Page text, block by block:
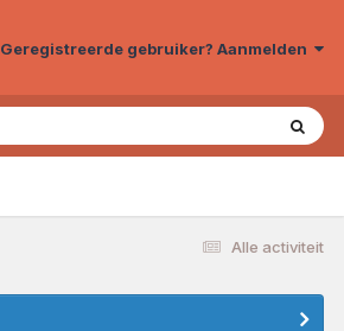
Geregistreerde gebruiker? Aanmelden
Alle activiteit